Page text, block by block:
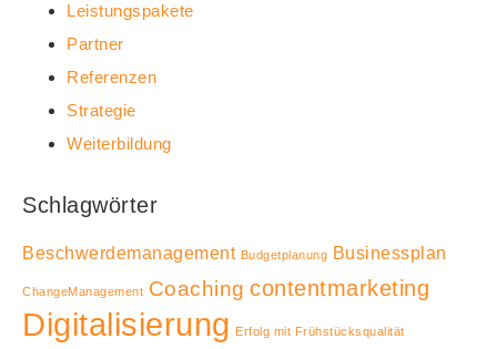
Leistungspakete
Partner
Referenzen
Strategie
Weiterbildung
Schlagwörter
Beschwerdemanagement Budgetplanung Businessplan
ChangeManagement Coaching contentmarketing
Digitalisierung Erfolg mit Frühstücksqualität